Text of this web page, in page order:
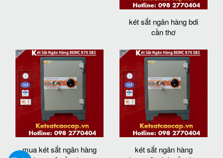
két sắt ngân hàng bdi
cần thơ
mua két sắt ngân hàng
két sắt ngân hàng